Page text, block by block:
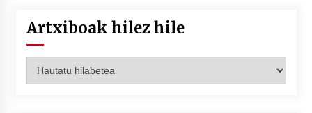
Artxiboak hilez hile
hilez